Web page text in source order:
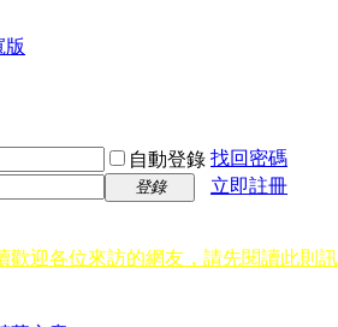
版
自動登錄 找回密碼
登錄
立即註冊
歡迎各位來訪的網友，請先閱讀此則